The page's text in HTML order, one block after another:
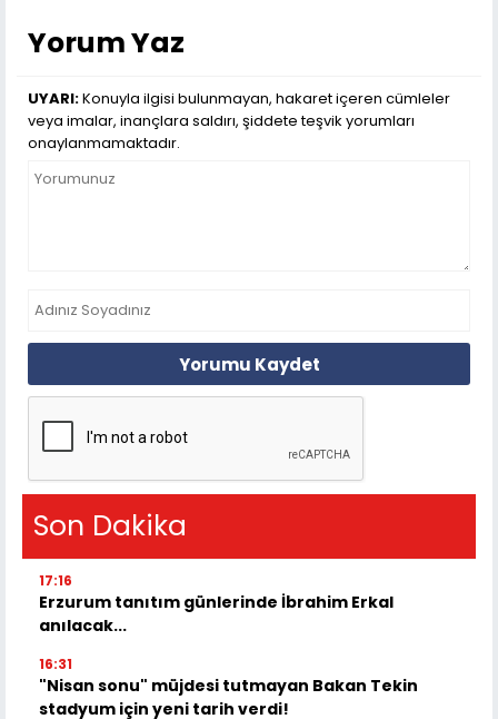
Yorum Yaz
UYARI:Konuyla ilgisi bulunmayan, hakaret içeren cümleler
veya imalar, inançlara saldırı, şiddete teşvik yorumları
onaylanmamaktadır.
Yorumu Kaydet
Son Dakika
17:16
Erzurum tanıtım günlerinde İbrahim Erkal
anılacak...
16:31
"Nisan sonu" müjdesi tutmayan Bakan Tekin
stadyum için yeni tarih verdi!